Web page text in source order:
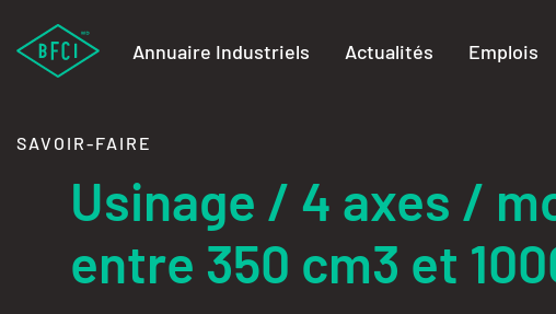
Annuaire Industriels Actualités Emplois
SAVOIR-FAIRE
Usinage / 4 axes /
entre 350 cm3 et